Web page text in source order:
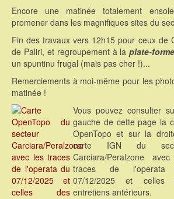
Encore une matinée totalement
promener dans les magnifiques sites du
Fin des travaux vers 12h15 pour ceux de
de Paliri, et regroupement à laplate-
un spuntinu frugal (mais pas cher !)...
Remerciements à moi-même pour les
matinée !
Vous pouvez consulter
gauche de cette page la
OpenTopo et sur la
carte IGN du
Carciara/Peralzone
traces de l'operata
07/12/2025 et celles
entretiens antérieurs.